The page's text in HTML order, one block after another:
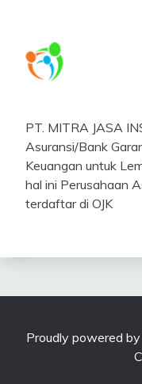
PT. MITRA JASA
Asuransi/Bank
Keuangan untuk
hal ini Perusahaan
terdaftar di OJK
Proudly powered